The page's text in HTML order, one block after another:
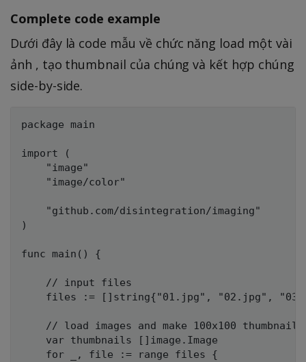
Complete code example
Dưới đây là code mẫu về chức năng load một vài
ảnh , tạo thumbnail của chúng và kết hợp chúng
side-by-side.
package main
import (
    "image"
    "image/color"
    "github.com/disintegration/imaging"
)
func main() {
    // input files
files := []string{"01.jpg", "02.jpg",
// load images and make 100x100
    var thumbnails []image.Image
    for _, file := range files {